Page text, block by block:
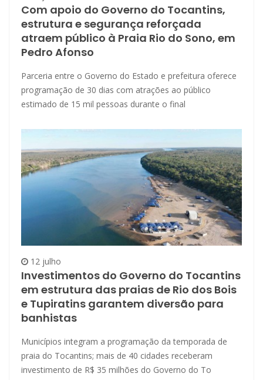
Com apoio do Governo do Tocantins,
estrutura e segurança reforçada
atraem público à Praia Rio do Sono, em
Pedro Afonso
Parceria entre o Governo do Estado e prefeitura oferece
programação de 30 dias com atrações ao público
estimado de 15 mil pessoas durante o final
12 julho
Investimentos do Governo do Tocantins
em estrutura das praias de Rio dos Bois
e Tupiratins garantem diversão para
banhistas
Municípios integram a programação da temporada de
praia do Tocantins; mais de 40 cidades receberam
investimento de R$ 35 milhões do Governo do To